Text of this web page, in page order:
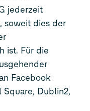
jederzeit
soweit dies der
ist. Für die
Facebook
Dublin2,